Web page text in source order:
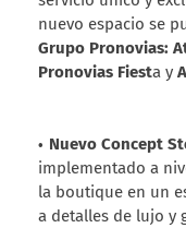
nuevo espacio se
Grupo Pronovias:
Pronovias Fiesta y
Nuevo Concept
implementado a
la boutique en un
a detalles de lujo y